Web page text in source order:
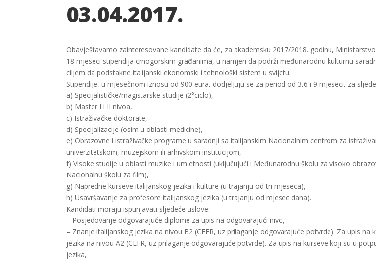
03.04.2017.
Obavještavamo zainteresovane kandidate da će, za akademsku 2017/2018. godinu,
18 mjeseci stipendija crnogorskim građanima, u namjeri da podrži međunarodnu kulturnu
ciljem da podstakne italijanski ekonomski i tehnološki sistem u svijetu.
Stipendije, u mjesečnom iznosu od 900 eura, dodjeljuju se za period od 3,6 i 9 mjeseci, za
a) Specijalističke/magistarske studije (2°ciclo),
b) Master I i II nivoa,
c) Istraživačke doktorate,
d) Specijalizacije (osim u oblasti medicine),
e) Obrazovne i istraživačke programe u saradnji sa italijanskim Nacionalnim centrom za
univerzitetskom, muzejskom ili arhivskom institucijom,
f) Visoke studije u oblasti muzike i umjetnosti (uključujući i Međunarodnu školu za visoko
Nacionalnu školu za film),
g) Napredne kurseve italijanskog jezika i kulture (u trajanju od tri mjeseca),
h) Usavršavanje za profesore italijanskog jezika (u trajanju od mjesec dana).
Kandidati moraju ispunjavati sljedeće uslove:
– Posjedovanje odgovarajuće diplome za upis na odgovarajući nivo,
– Znanje italijanskog jezika na nivou B2 (CEFR, uz prilaganje odgovarajuće potvrde). Za upis
jezika na nivou A2 (CEFR, uz prilaganje odgovarajuće potvrde). Za upis na kurseve koji su u
jezika,